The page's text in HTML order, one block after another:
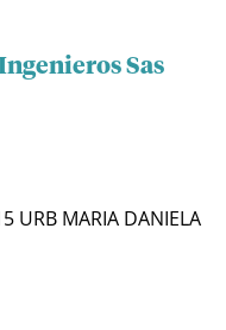
Sas
URB MARIA DANIELA